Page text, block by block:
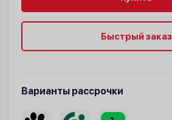
Быстрый заказ
Варианты рассрочки